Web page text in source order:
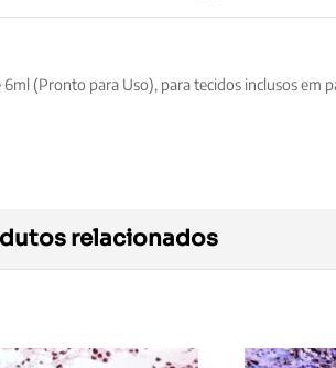
(Pronto para Uso), para tecidos inclusos em
relacionados